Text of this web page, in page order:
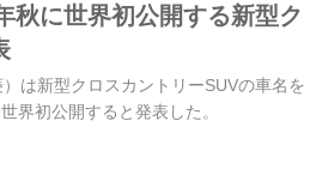
秋に世界初公開する新型ク
は新型クロスカントリーSUVの車名を
界初公開すると発表した。